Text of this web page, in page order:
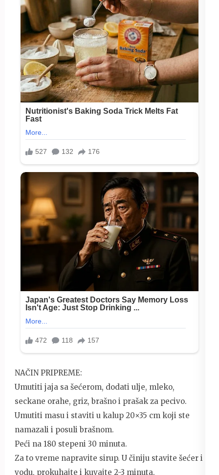
NAČIN PRIPREME:
Umutiti jaja sa šećerom, dodati ulje, mleko,
seckane orahe, griz, brašno i prašak za pecivo.
Umutiti masu i staviti u kalup 20×35 cm koji ste
namazali i posuli brašnom.
Peći na 180 stepeni 30 minuta.
Za to vreme napravite sirup. U činiju stavite šećer i
vodu, prokuhajte i kuvajte 2-3 minuta.